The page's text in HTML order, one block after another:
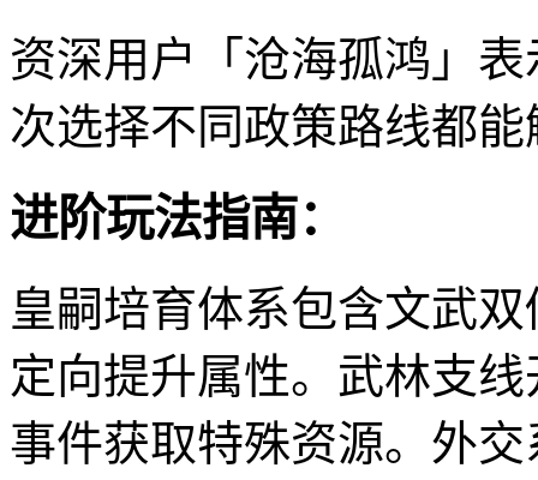
资深用户「沧海孤鸿」
次选择不同政策路线都
进阶玩法指南：
皇嗣培育体系包含文武
定向提升属性。武林支
事件获取特殊资源。外